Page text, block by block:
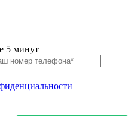
5 минут